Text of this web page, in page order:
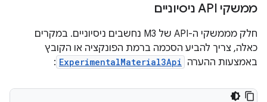
ממשקי API ניסיוניים
חלק מממשקי ה-API של M3 נחשבים ניסיוניים. במקרים
כאלה, צריך להביע הסכמה ברמת הפונקציה או הקובץ
באמצעות ההערה ExperimentalMaterial3Api
: